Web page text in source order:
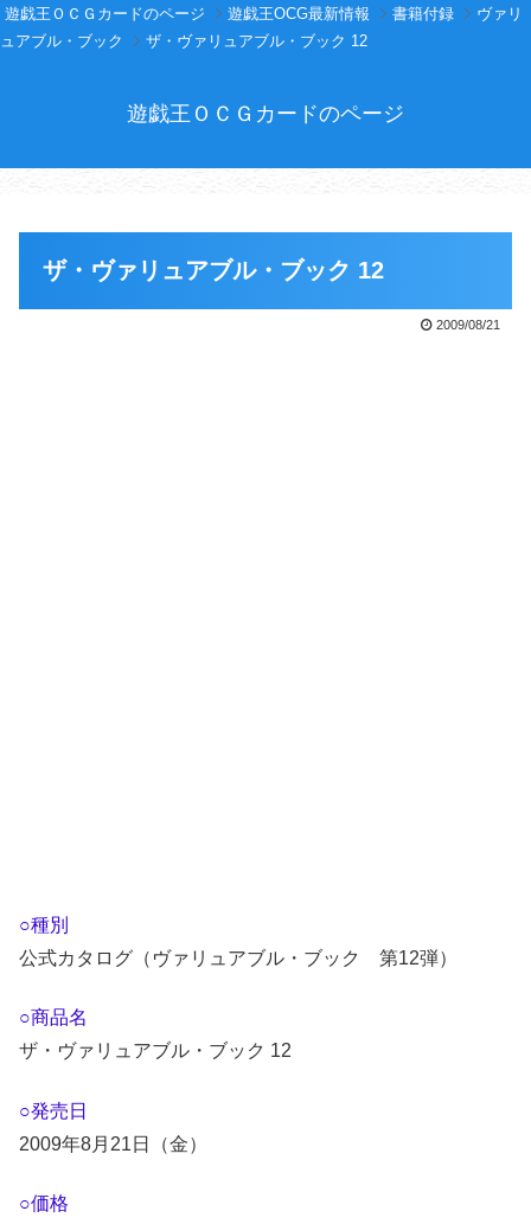
遊戯王ＯＣＧカードのページ 遊戯王OCG最新情報 書籍付録
ヴァリ
ュアブル・ブック
ザ・ヴァリュアブル・ブック 12
遊戯王ＯＣＧカードのページ
ザ・ヴァリュアブル・ブック 12
2009/08/21
○種別
公式カタログ（ヴァリュアブル・ブック 第12弾）
○商品名
ザ・ヴァリュアブル・ブック 12
○発売日
2009年8月21日（金）
○価格